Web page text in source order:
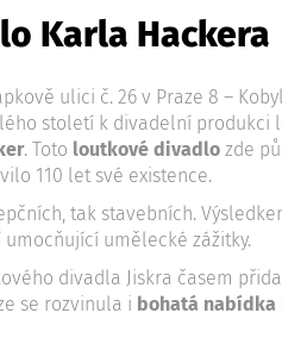
Karla Hackera
ulici č. 26 v Praze 8 –
století k divadelní
. Toto loutkové divadlo zde
110 let své existence.
tak stavebních.
umocňující umělecké zážitky.
divadla Jiskra časem
se rozvinula i bohatá